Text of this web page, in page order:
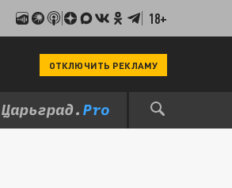
18+
ОТКЛЮЧИТЬ РЕКЛАМУ